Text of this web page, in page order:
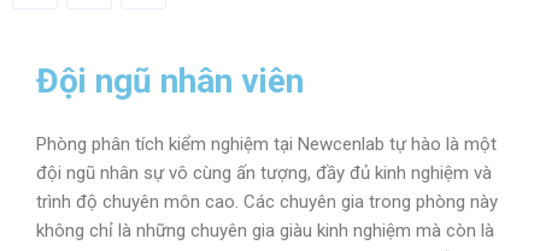
Đội ngũ nhân viên
Phòng phân tích kiểm nghiệm tại Newcenlab tự hào là một
đội ngũ nhân sự vô cùng ấn tượng, đầy đủ kinh nghiệm và
trình độ chuyên môn cao. Các chuyên gia trong phòng này
không chỉ là những chuyên gia giàu kinh nghiệm mà còn là